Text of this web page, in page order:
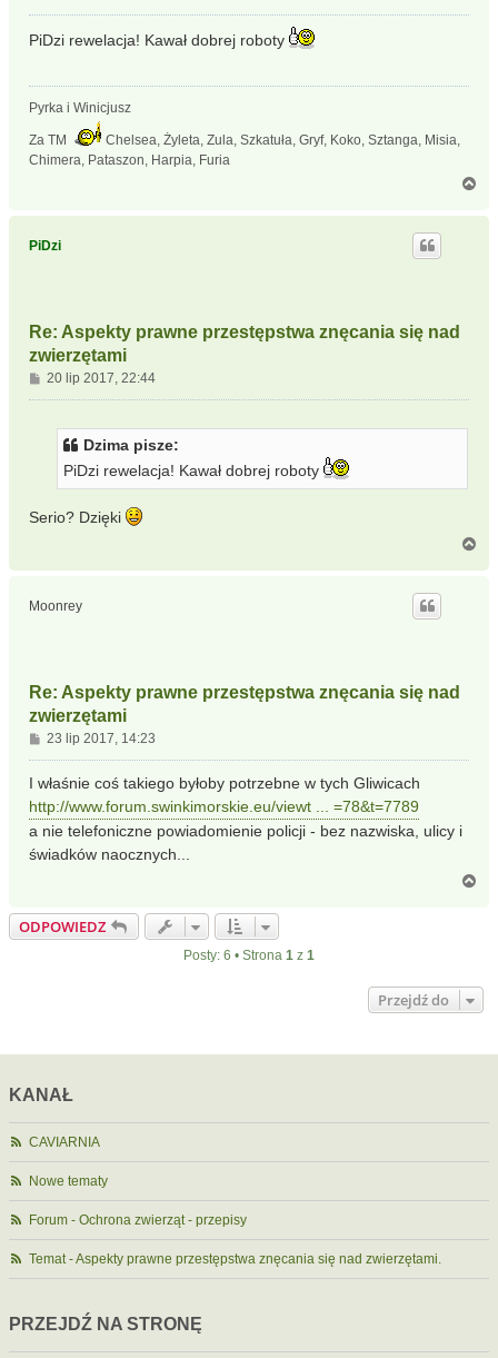
o
s
PiDzi rewelacja! Kawał dobrej roboty
Pyrka i Winicjusz
Za TM
Chelsea, Żyleta, Zula, Szkatuła, Gryf, Koko, Sztanga, Misia,
Chimera, Pataszon, Harpia, Furia
g
PiDzi
Re: Aspekty prawne przestępstwa znęcania się nad
zwierzętami
P
o
20 lip 2017, 22:44
Dzima pisze:
PiDzi rewelacja! Kawał dobrej roboty
Serio? Dzięki
Moonrey
Re: Aspekty prawne przestępstwa znęcania się nad
zwierzętami
P
o
s
23 lip 2017, 14:23
I właśnie coś takiego byłoby potrzebne w tych Gliwicach
http://www.forum.swinkimorskie.eu/viewt ... =78&t=7789
a nie telefoniczne powiadomienie policji - bez nazwiska, ulicy i
świadków naocznych...
ODPOWIEDZ
Posty: 6 • Strona 1 z 1
Przejdź do
KANAŁ
CAVIARNIA
Nowe tematy
Forum - Ochrona zwierząt - przepisy
Temat - Aspekty prawne przestępstwa znęcania się nad zwierzętami.
PRZEJDŹ NA STRONĘ